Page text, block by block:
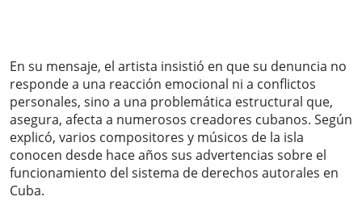
En su mensaje, el artista insistió en que su denuncia no
responde a una reacción emocional ni a conflictos
personales, sino a una problemática estructural que,
asegura, afecta a numerosos creadores cubanos. Según
explicó, varios compositores y músicos de la isla
conocen desde hace años sus advertencias sobre el
funcionamiento del sistema de derechos autorales en
Cuba.